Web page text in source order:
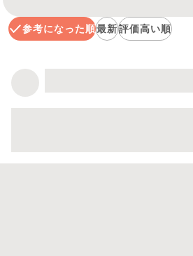
参考になった順最新評価高い順